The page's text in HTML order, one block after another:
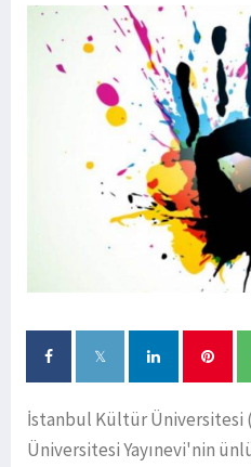
İstanbul Kültür Üniversitesi
Üniversitesi Yayınevi'nin